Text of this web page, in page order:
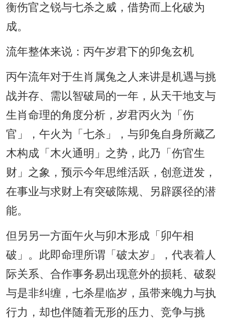
衡伤官之锐与七杀之威，借势而上化破为
成。
流年整体来说：丙午岁君下的卯兔玄机
丙午流年对于生肖属兔之人来讲是机遇与挑
战并存、需以智破局的一年，从天干地支与
生肖命理的角度分析，岁君丙火为「伤
官」，午火为「七杀」，与卯兔自身所藏乙
木构成「木火通明」之势，此乃「伤官生
财」之象，预示今年思维活跃，创意迸发，
在事业与求财上有突破陈规、另辟蹊径的潜
能。
但另另一方面午火与卯木形成「卯午相
破」。此即命理所谓「破太岁」，代表着人
际关系、合作事务易出现意外的损耗、破裂
与是非纠缠，七杀星临岁，虽带来魄力与执
行力，却也伴随着无形的压力、竞争与挑